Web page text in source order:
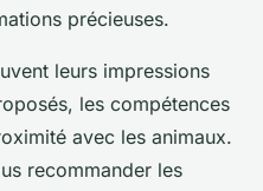
précieuses.
leurs impressions
les compétences
avec les animaux.
recommander les